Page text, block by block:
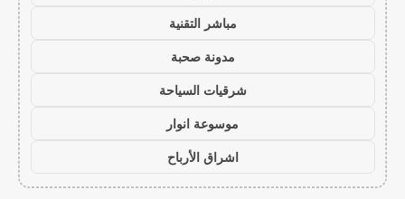
مباشر التقنية
مدونة صحبة
شرقيات السياحة
موسوعة انوار
اشراق الأرباح